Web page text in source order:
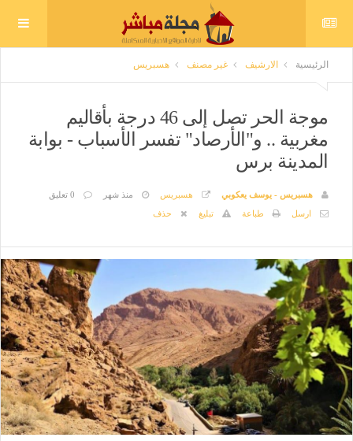
الرئيسية الارشيف غير مصنف هسبريس
موجة الحر تصل إلى 46 درجة بأقاليم
مغربية .. و"الأرصاد" تفسر الأسباب - بوابة
المدينة برس
هسبريس - يوسف يعكوبي هسبريس منذ شهر
0 تعليق
ارسل
طباعة تبليغ حذف